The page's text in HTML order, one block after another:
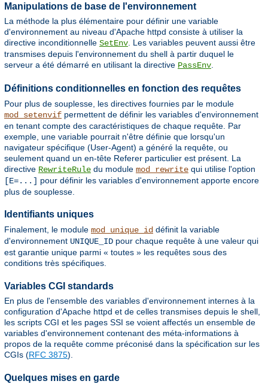
Manipulations de base de l'environnement
La méthode la plus élémentaire pour définir une variable
d'environnement au niveau d'Apache httpd consiste à utiliser la
directive inconditionnelle SetEnv. Les variables peuvent aussi être
transmises depuis l'environnement du shell à partir duquel le
serveur a été démarré en utilisant la directive PassEnv.
Définitions conditionnelles en fonction des requêtes
Pour plus de souplesse, les directives fournies par le module
mod_setenvif permettent de définir les variables d'environnement
en tenant compte des caractéristiques de chaque requête. Par
exemple, une variable pourrait n'être définie que lorsqu'un
navigateur spécifique (User-Agent) a généré la requête, ou
seulement quand un en-tête Referer particulier est présent. La
directive RewriteRule du module mod_rewrite qui utilise l'option
[E=...] pour définir les variables d'environnement apporte encore
plus de souplesse.
Identifiants uniques
Finalement, le module mod_unique_id définit la variable
d'environnement UNIQUE_ID pour chaque requête à une valeur qui
est garantie unique parmi « toutes » les requêtes sous des
conditions très spécifiques.
Variables CGI standards
En plus de l'ensemble des variables d'environnement internes à la
configuration d'Apache httpd et de celles transmises depuis le shell,
les scripts CGI et les pages SSI se voient affectés un ensemble de
variables d'environnement contenant des méta-informations à
propos de la requête comme préconisé dans la spécification sur les
CGIs (RFC 3875).
Quelques mises en garde